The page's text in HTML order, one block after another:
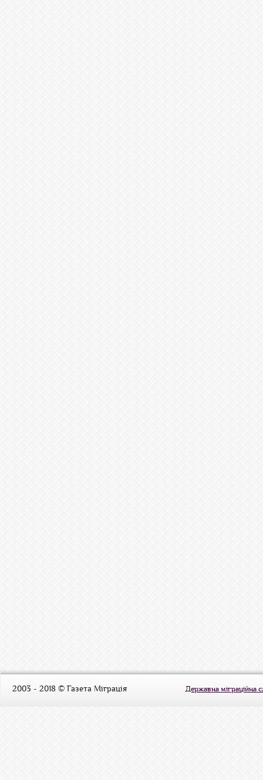
2003 - 2018 © Газета Міграція Державна міграційна